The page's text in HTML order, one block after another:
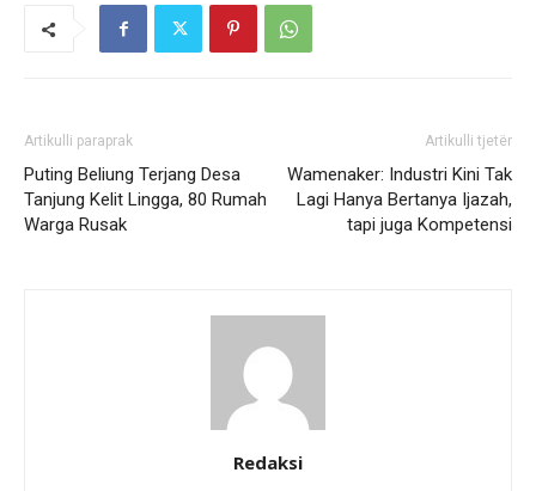
Artikulli paraprak
Puting Beliung Terjang Desa
Tanjung Kelit Lingga, 80 Rumah
Warga Rusak
Artikulli tjetër
Wamenaker: Industri Kini Tak
Lagi Hanya Bertanya Ijazah,
tapi juga Kompetensi
Redaksi